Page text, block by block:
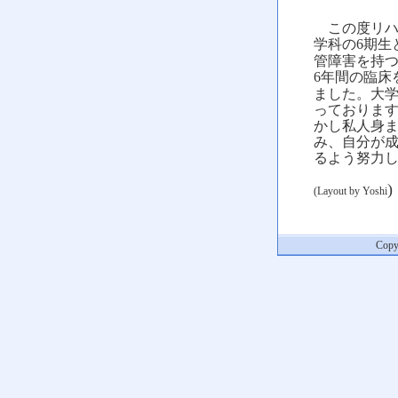
この度リ
学科の6期生
管障害を持つ
6年間の臨床
ました。大
っております
かし私人身
み、自分が
るよう努力
(Layout by Yoshi)